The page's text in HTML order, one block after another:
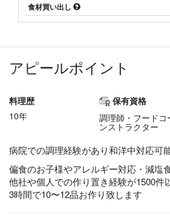
食材買い出し
アピールポイント
料理歴
10年
保有資格
調理師・フード
ンストラクター
病院での調理経験があり和洋中対応可
偏食のお子様やアレルギー対応・減塩
他社や個人での作り置き経験が1500件
3時間で10〜12品お作り致します